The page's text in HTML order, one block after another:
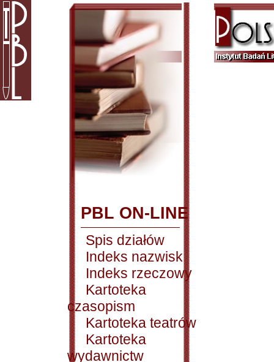
PBL ON-LINE
Spis działów
Indeks nazwisk
Indeks rzeczowy
Kartoteka
czasopism
Kartoteka teatrów
Kartoteka
wydawnictw